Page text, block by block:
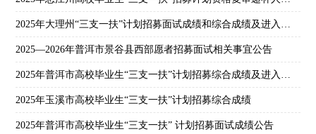
2025年大理州“三支一扶”计划招募面试成绩和综合成绩及进入体检人员名单
2025—2026年普洱市景谷县西部愿者招募面试相关事宜公告
2025年普洱市高校毕业生“三支一扶”计划招募综合成绩及进入体检环节公告
2025年玉溪市高校毕业生“三支一扶”计划招募综合成绩
2025年普洱市高校毕业生“三支一扶” 计划招募面试成绩公告